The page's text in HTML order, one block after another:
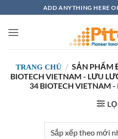
qua
nội
ADD ANYTHING HERE
TRANG CHỦ / SẢN PHẨM
BIOTECH VIETNAM - LƯU
34 BIOTECH VIETNAM